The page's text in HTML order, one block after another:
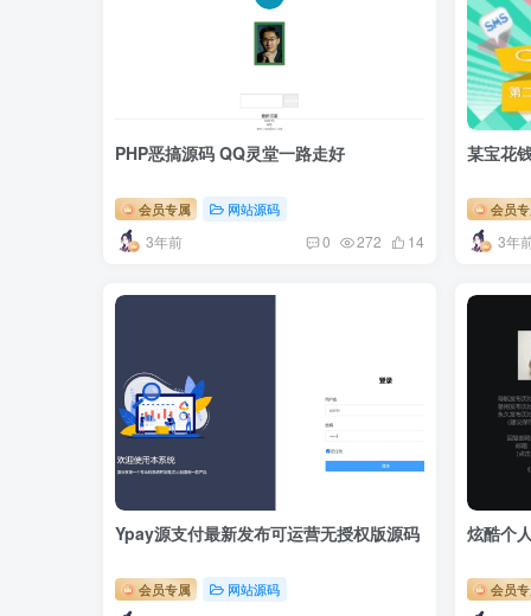
PHP恶搞源码 QQ灵堂一路走好
会员专属 网站源码
3年前 0 272 14
某宝花
会员
3年
Ypay源支付最新发布可运营无授权版源码
会员专属 网站源码
炫酷个
会员